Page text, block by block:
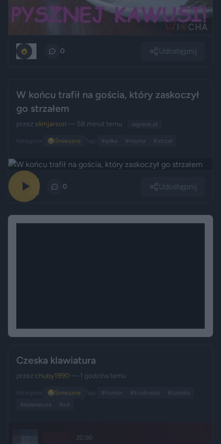
0 Udostępnij
W końcu trafił na gościa, który zaskoczył
go strzałem
przez slimjarson — 58 minut temu wgrane.pl
Kategoria: 😂Śmieszne Tagi: #piłka #nożna #strzał
0 Udostępnij
Czeska klawiatura
przez chuby1990 — 1 godzina temu
Kategoria: 😂Śmieszne Tagi: #humor #trudności
#czeska
#klawiatura
#xd